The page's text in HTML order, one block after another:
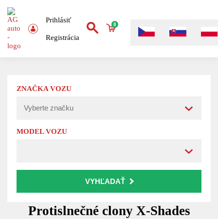
Prihlásiť
Registrácia
0
ZNAČKA VOZU
MODEL VOZU
VYHĽADAŤ
Protislnečné clony X-Shades